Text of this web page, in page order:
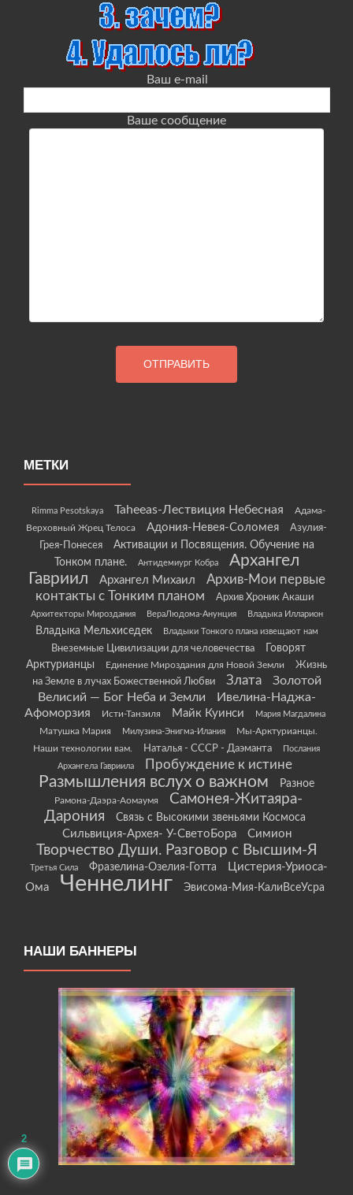
Ваш e-mail
Ваше сообщение
МЕТКИ
Rimma Pesotskaya Taheeas-Лествиция Небесная
Адама-
Верховный Жрец Телоса
Адония-Невея-Соломея
Азулия-
Грея-Понесея
Активации и Посвящения. Обучение на
Тонком плане.
Антидемиург Кобра
Архангел
Гавриил
Архангел Михаил
Архив-Мои первые
контакты с Тонким планом
Архив Хроник Акаши
Архитекторы Мироздания ВераЛюдома-Анунция Владыка Илларион
Владыка Мельхиседек Владыки Тонкого плана извещают нам
Внеземные Цивилизации для человечества
Говорят
Арктурианцы
Единение Мироздания для Новой Земли
Жизнь
на Земле в лучах Божественной Любви
Злата
Золотой
Велисий — Бог Неба и Земли
Ивелина-Наджа-
Афоморзия
Исти-Танзиля Майк Куинси Мария Магдалина
Матушка Мария Милузина-Энигма-Илания
Мы-Арктурианцы.
Наши технологии вам.
Наталья - СССР - Даэманта
Послания
Архангела Гавриила
Пробуждение к истине
Размышления вслух о важном Разное
Рамона-Даэра-Аомаумя
Самонея-Житаяра-
Дарония
Связь с Высокими звеньями Космоса
Сильвиция-Архея- У-СветоБора Симион
Творчество Души. Разговор с Высшим-Я
Третья Сила Фразелина-Озелия-Готта
Цистерия-Уриоса-
Ома
Ченнелинг Эвисома-Мия-КалиВсеУсра
НАШИ БАННЕРЫ
2